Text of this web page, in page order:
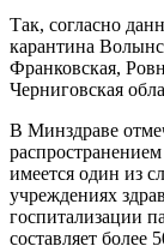
Так, согласно
карантина
Франковская,
Черниговская
В Минздраве
имеется один из
учреждениях
госпитализации
составляет более